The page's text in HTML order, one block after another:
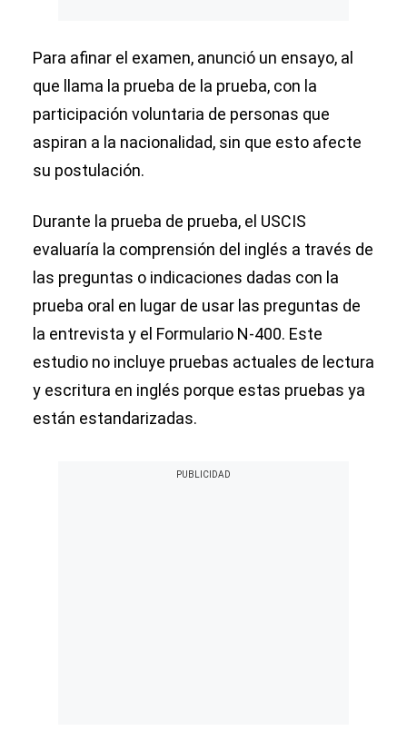
Para afinar el examen, anunció un ensayo, al
que llama la prueba de la prueba, con la
participación voluntaria de personas que
aspiran a la nacionalidad, sin que esto afecte
su postulación.
Durante la prueba de prueba, el USCIS
evaluaría la comprensión del inglés a través de
las preguntas o indicaciones dadas con la
prueba oral en lugar de usar las preguntas de
la entrevista y el Formulario N-400. Este
estudio no incluye pruebas actuales de lectura
y escritura en inglés porque estas pruebas ya
están estandarizadas.